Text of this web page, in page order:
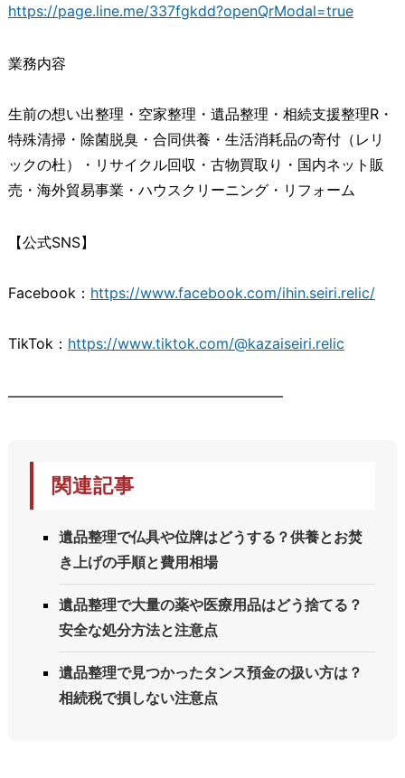
https://page.line.me/337fgkdd?openQrModal=true
業務内容
生前の想い出整理・空家整理・遺品整理・相続支援整理R・
特殊清掃・除菌脱臭・合同供養・生活消耗品の寄付（レリ
ックの杜）・リサイクル回収・古物買取り・国内ネット販
売・海外貿易事業・ハウスクリーニング・リフォーム
【公式SNS】
Facebook： https://www.facebook.com/ihin.seiri.relic/
TikTok： https://www.tiktok.com/@kazaiseiri.relic
―――――――――――――――――――
関連記事
遺品整理で仏具や位牌はどうする？供養とお焚
き上げの手順と費用相場
遺品整理で大量の薬や医療用品はどう捨てる？
安全な処分方法と注意点
遺品整理で見つかったタンス預金の扱い方は？
相続税で損しない注意点